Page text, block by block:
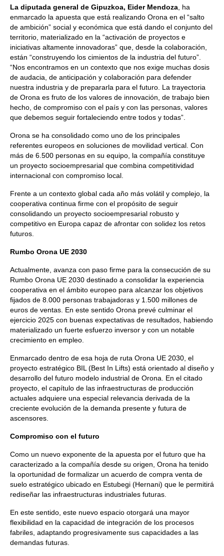
La diputada general de Gipuzkoa, Eider Mendoza , ha
enmarcado la apuesta que está realizando Orona en el “salto
de ambición” social y económica que está dando el conjunto del
territorio, materializado en la “activación de proyectos e
iniciativas altamente innovadoras” que, desde la colaboración,
están “construyendo los cimientos de la industria del futuro”.
“Nos encontramos en un contexto que nos exige muchas dosis
de audacia, de anticipación y colaboración para defender
nuestra industria y de prepararla para el futuro. La trayectoria
de Orona es fruto de los valores de innovación, de trabajo bien
hecho, de compromiso con el país y con las personas, valores
que debemos seguir fortaleciendo entre todos y todas”.
Orona se ha consolidado como uno de los principales
referentes europeos en soluciones de movilidad vertical. Con
más de 6.500 personas en su equipo, la compañía constituye
un proyecto socioempresarial que combina competitividad
internacional con compromiso local.
Frente a un contexto global cada año más volátil y complejo, la
cooperativa continua firme con el propósito de seguir
consolidando un proyecto socioempresarial robusto y
competitivo en Europa capaz de afrontar con solidez los retos
futuros.
Rumbo Orona UE 2030
Actualmente, avanza con paso firme para la consecución de su
Rumbo Orona UE 2030 destinado a consolidar la experiencia
cooperativa en el ámbito europeo para alcanzar los objetivos
fijados de 8.000 personas trabajadoras y 1.500 millones de
euros de ventas. En este sentido Orona prevé culminar el
ejercicio 2025 con buenas expectativas de resultados, habiendo
materializado un fuerte esfuerzo inversor y con un notable
crecimiento en empleo.
Enmarcado dentro de esa hoja de ruta Orona UE 2030, el
proyecto estratégico BIL (Best In Lifts) está orientado al diseño y
desarrollo del futuro modelo industrial de Orona. En el citado
proyecto, el capítulo de las infraestructuras de producción
actuales adquiere una especial relevancia derivada de la
creciente evolución de la demanda presente y futura de
ascensores.
Compromiso con el futuro
Como un nuevo exponente de la apuesta por el futuro que ha
caracterizado a la compañía desde su origen, Orona ha tenido
la oportunidad de formalizar un acuerdo de compra venta de
suelo estratégico ubicado en Estubegi (Hernani) que le permitirá
rediseñar las infraestructuras industriales futuras.
En este sentido, este nuevo espacio otorgará una mayor
flexibilidad en la capacidad de integración de los procesos
fabriles, adaptando progresivamente sus capacidades a las
demandas futuras.